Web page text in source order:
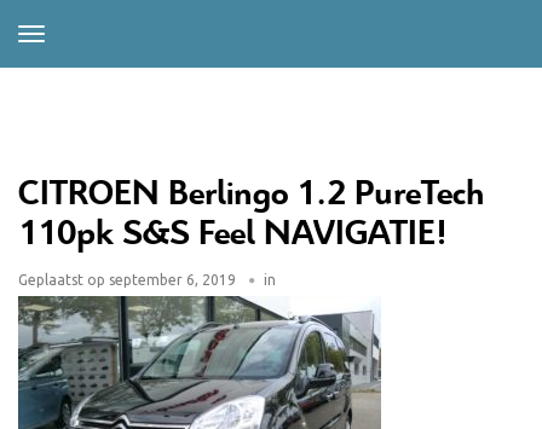
CITROEN Berlingo 1.2 PureTech
110pk S&S Feel NAVIGATIE!
Geplaatst op september 6, 2019 in